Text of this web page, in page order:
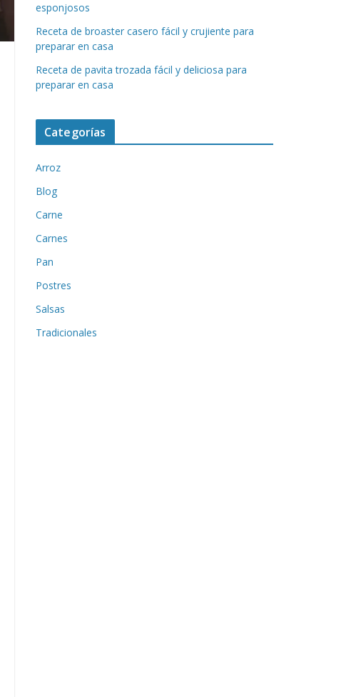
esponjosos
Receta de broaster casero fácil y crujiente para
preparar en casa
Receta de pavita trozada fácil y deliciosa para
preparar en casa
Categorías
Arroz
Blog
Carne
Carnes
Pan
Postres
Salsas
Tradicionales